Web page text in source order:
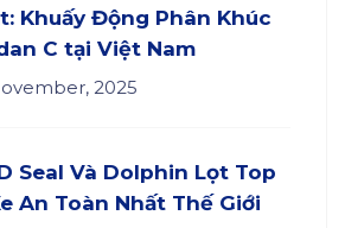
Khuấy Động Phân Khúc
C tại Việt Nam
2025
Seal Và Dolphin Lọt Top
An Toàn Nhất Thế Giới